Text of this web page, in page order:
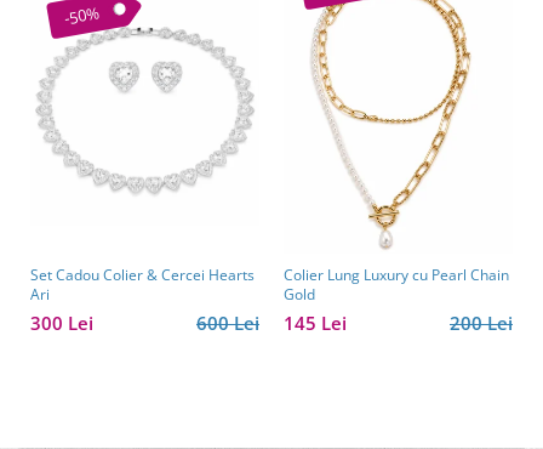
-50%
Set Cadou Colier & Cercei Hearts
Ari
600 Lei
300 Lei
Colier Lung Luxury cu Pearl Chain
Gold
200 Lei
145 Lei